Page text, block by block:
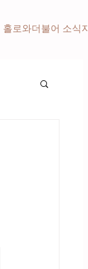
홀로와더불어 소식지